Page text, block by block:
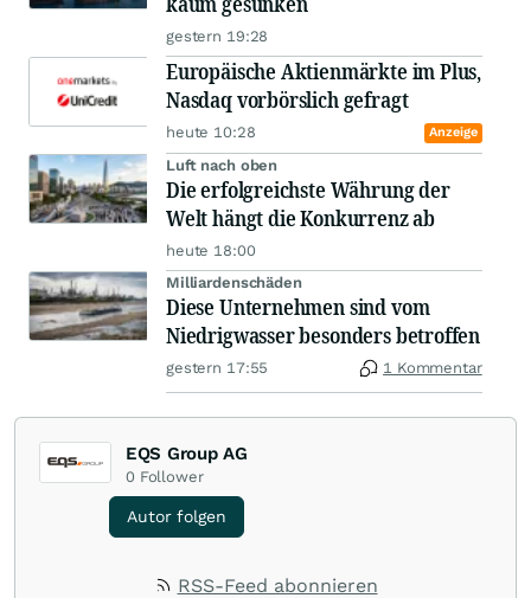
gestern 19:28
Europäische Aktienmärkte im Plus,
Nasdaq vorbörslich gefragt
heute 10:28 Anzeige
Luft nach oben
Die erfolgreichste Währung der
Welt hängt die Konkurrenz ab
heute 18:00
Milliardenschäden
Diese Unternehmen sind vom
Niedrigwasser besonders betroffen
gestern 17:55 1 Kommentar
EQS Group AG
0 Follower
Autor folgen
RSS-Feed abonnieren